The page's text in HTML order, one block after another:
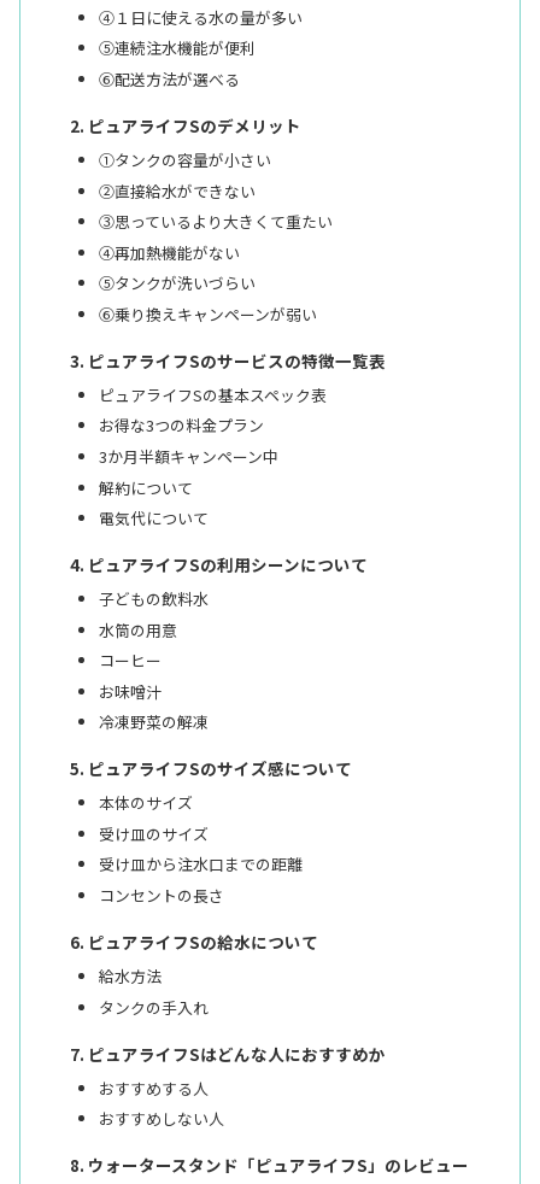
④１日に使える水の量が多い
⑤連続注水機能が便利
⑥配送方法が選べる
ピュアライフSのデメリット
①タンクの容量が小さい
②直接給水ができない
③思っているより大きくて重たい
④再加熱機能がない
⑤タンクが洗いづらい
⑥乗り換えキャンペーンが弱い
ピュアライフSのサービスの特徴一覧表
ピュアライフSの基本スペック表
お得な3つの料金プラン
3か月半額キャンペーン中
解約について
電気代について
ピュアライフSの利用シーンについて
子どもの飲料水
水筒の用意
コーヒー
お味噌汁
冷凍野菜の解凍
ピュアライフSのサイズ感について
本体のサイズ
受け皿のサイズ
受け皿から注水口までの距離
コンセントの長さ
ピュアライフSの給水について
給水方法
タンクの手入れ
ピュアライフSはどんな人におすすめか
おすすめする人
おすすめしない人
ウォータースタンド「ピュアライフS」のレビュー